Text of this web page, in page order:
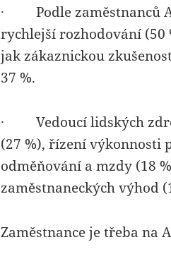
· Podle zaměstnanců
rychlejší rozhodování (50
jak zákaznickou
37 %.
· Vedoucí lidských
(27 %), řízení výkonnosti
odměňování a mzdy (18
zaměstnaneckých výhod
Zaměstnance je třeba na